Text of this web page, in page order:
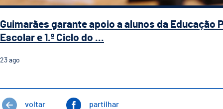
Guimarães garante apoio a alunos da Educação
Escolar e 1.º Ciclo do ...
23 ago
voltar partilhar